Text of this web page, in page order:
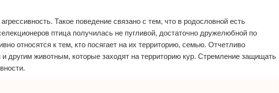
Такое поведение связано с тем, что в родословной есть
птица получилась не пугливой, достаточно дружелюбной по
относятся к тем, кто посягает на их территорию, семью. Отчетливо
другим животным, которые заходят на территорию кур. Стремление защищать